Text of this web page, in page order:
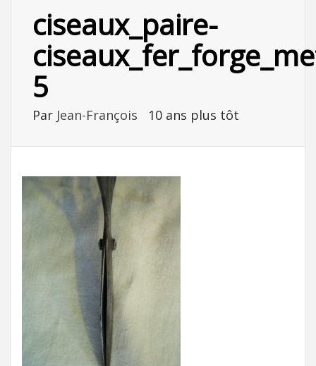
ciseaux_paire-
5
Par Jean-François 10 ans plus tôt